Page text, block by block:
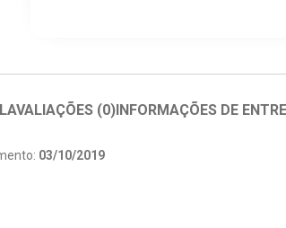
AVALIAÇÕES (0)INFORMAÇÕES DE
03/10/2019